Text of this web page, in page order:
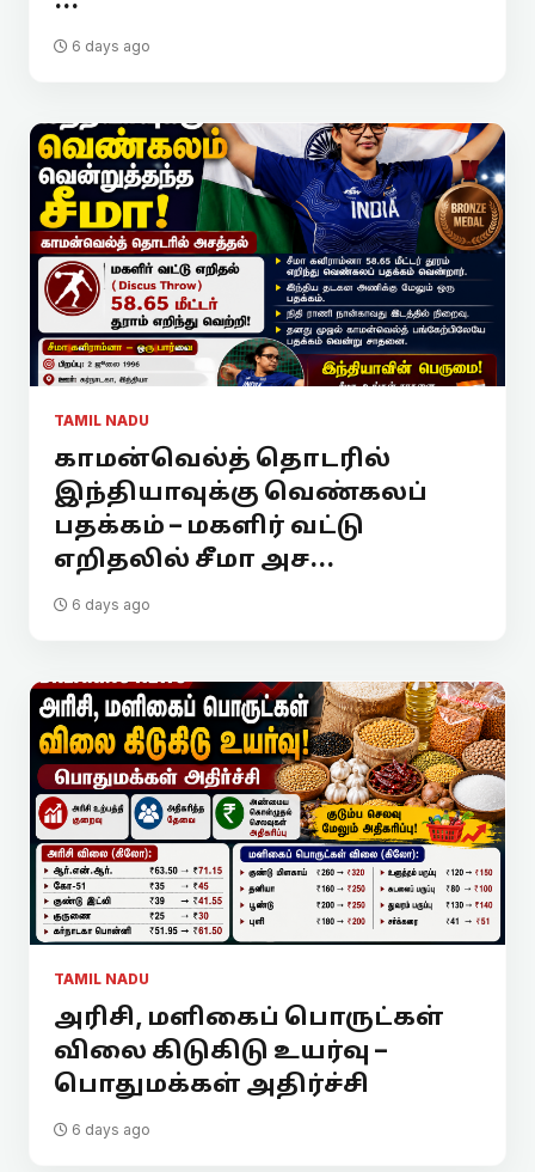
6 days ago
TAMIL NADU
காமன்வெல்த் தொடரில்
இந்தியாவுக்கு வெண்கலப்
பதக்கம் – மகளிர் வட்டு
எறிதலில் சீமா அச...
6 days ago
TAMIL NADU
அரிசி, மளிகைப் பொருட்கள்
விலை கிடுகிடு உயர்வு –
பொதுமக்கள் அதிர்ச்சி
6 days ago